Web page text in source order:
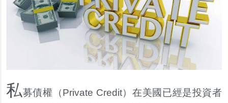
私募債權（Private Credit）在美國已經是投資者